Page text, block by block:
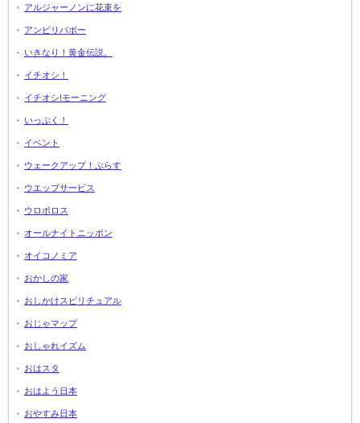
アルジャーノンに花束を
アンビリバボー
いきなり！黄金伝説。
イチオシ！
イチオシ!モーニング
いっぷく！
イベント
ウェークアップ！ぷらす
ウエッブサービス
ウロボロス
オールナイトニッポン
オイコノミア
おかしの家
おしかけスピリチュアル
おじゃマップ
おしゃれイズム
おはスタ
おはよう日本
おやすみ日本